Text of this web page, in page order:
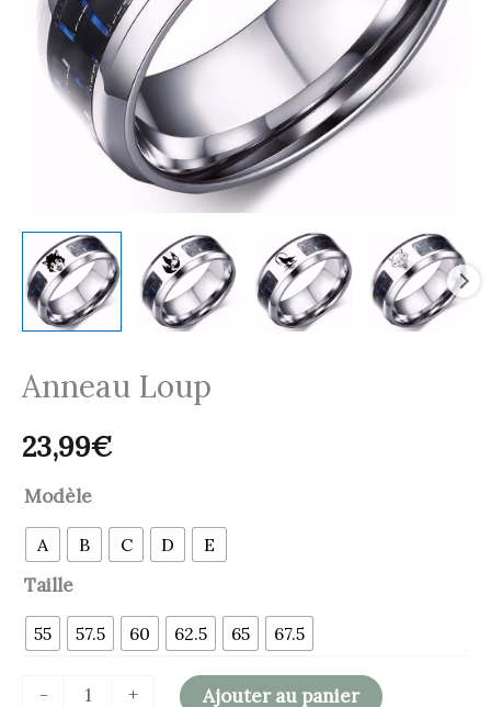
Anneau Loup
23,99€
Modèle
A B C D E
Taille
55 57.5 60 62.5 65 67.5
- + Ajouter au panier